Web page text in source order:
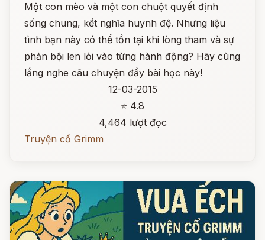
Một con mèo và một con chuột quyết định
sống chung, kết nghĩa huynh đệ. Nhưng liệu
tình bạn này có thể tồn tại khi lòng tham và sự
phản bội len lỏi vào từng hành động? Hãy cùng
lắng nghe câu chuyện đầy bài học này!
12-03-2015
⭐ 4.8
4,464 lượt đọc
Truyện cổ Grimm